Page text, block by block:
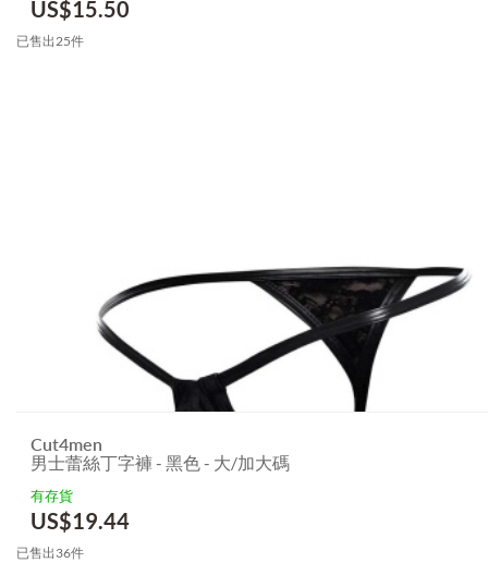
US$15.50
已售出25件
Cut4men
男士蕾絲丁字褲 - 黑色 - 大/加大碼
有存貨
US$19.44
已售出36件